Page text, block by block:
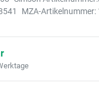
MZA-Artikelnummer: